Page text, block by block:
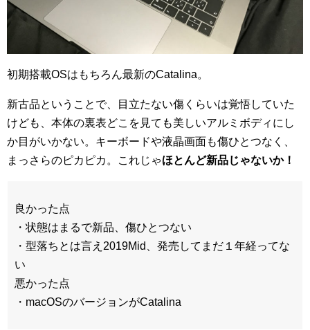
初期搭載OSはもちろん最新のCatalina。
新古品ということで、目立たない傷くらいは覚悟していた
けども、本体の裏表どこを見ても美しいアルミボディにし
か目がいかない。キーボードや液晶画面も傷ひとつなく、
まっさらのピカピカ。これじゃほとんど新品じゃないか！
良かった点
・状態はまるで新品、傷ひとつない
・型落ちとは言え2019Mid、発売してまだ１年経ってな
い
悪かった点
・macOSのバージョンがCatalina